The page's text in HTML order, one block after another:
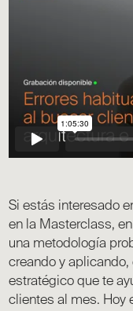
Si estás interesado
en la Masterclass, en
una metodología
creando y aplicando,
estratégico que te
clientes al mes. Hoy